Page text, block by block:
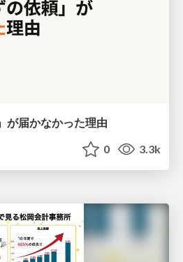
が届かなかった理由
0 3.3k